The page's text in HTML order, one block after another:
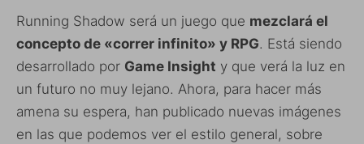
Running Shadow será un juego que mezclará el
concepto de «correr infinito» y RPG. Está siendo
desarrollado por Game Insight y que verá la luz en
un futuro no muy lejano. Ahora, para hacer más
amena su espera, han publicado nuevas imágenes
en las que podemos ver el estilo general, sobre